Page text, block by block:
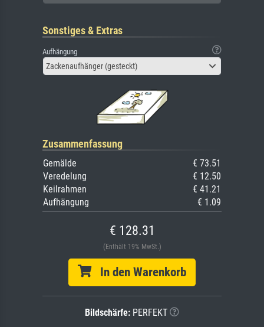
Sonstiges & Extras
Aufhängung
Zackenaufhänger (gesteckt)
Zusammenfassung
Gemälde
€ 73.51
Veredelung
€ 12.50
Keilrahmen
€ 41.21
Aufhängung
€ 1.09
€ 128.31
(Enthält 19% MwSt.)
In den Warenkorb
Bildschärfe: PERFEKT